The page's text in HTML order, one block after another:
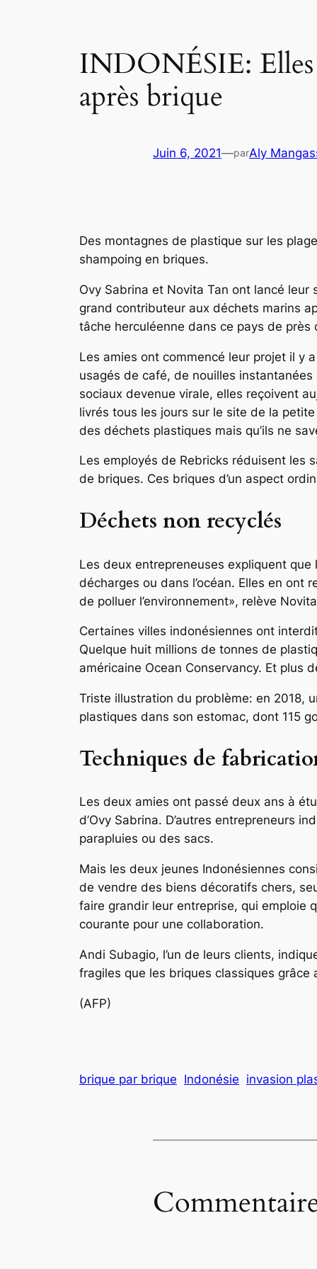
INDONÉSIE: Elles
après brique
Juin 6, 2021—parAly
Des montagnes de plastique sur les
shampoing en briques.
Ovy Sabrina et Novita Tan ont lancé leur
grand contributeur aux déchets marins
tâche herculéenne dans ce pays de près
Les amies ont commencé leur projet il y
usagés de café, de nouilles
sociaux devenue virale, elles reçoivent
livrés tous les jours sur le site de la
des déchets plastiques mais qu’ils ne
Les employés de Rebricks réduisent les
de briques. Ces briques d’un aspect
Déchets non recyclés
Les deux entrepreneuses expliquent
décharges ou dans l’océan. Elles en ont
de polluer l’environnement», relève
Certaines villes indonésiennes ont
Quelque huit millions de tonnes de
américaine Ocean Conservancy. Et plus
Triste illustration du problème: en 2018,
plastiques dans son estomac, dont 115
Techniques de
Les deux amies ont passé deux ans à
d’Ovy Sabrina. D’autres entrepreneurs
parapluies ou des sacs.
Mais les deux jeunes Indonésiennes
de vendre des biens décoratifs chers,
faire grandir leur entreprise, qui emploie
courante pour une collaboration.
Andi Subagio, l’un de leurs clients,
fragiles que les briques classiques grâce
(AFP)
brique par brique Indonésie invasion